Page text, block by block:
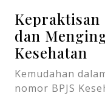
Kepraktisan
dan
Kesehatan
Kemudahan
nomor BPJS